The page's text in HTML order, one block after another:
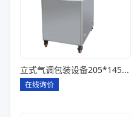
立式气调包装设备205*145*85一出四
在线询价